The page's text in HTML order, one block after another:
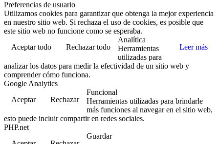
Preferencias de usuario
Utilizamos cookies para garantizar que obtenga la mejor experiencia
en nuestro sitio web. Si rechaza el uso de cookies, es posible que
este sitio web no funcione como se esperaba.
Aceptar todo
Rechazar todo Leer más
Analítica
Herramientas
utilizadas para
analizar los datos para medir la efectividad de un sitio web y
comprender cómo funciona.
Google Analytics
Aceptar
Rechazar
Funcional
Herramientas utilizadas para brindarle
más funciones al navegar en el sitio web,
esto puede incluir compartir en redes sociales.
PHP.net
Guardar